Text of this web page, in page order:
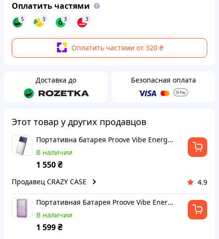
Оплатить частями
5 3 3 3
Оплатить частями от 320 ₴
Доставка до Безопасная оплата
Этот товар у других продавцов
Портативна батарея Proove Vibe Energy Plus 22.5W 10000mAh (silver)
В наличии
1 550₴
Продавец CRAZY CASE 4.9
Портативная Батарея Proove Vibe Energy Plus 22.5W 10000mAh purple
В наличии
1 599₴